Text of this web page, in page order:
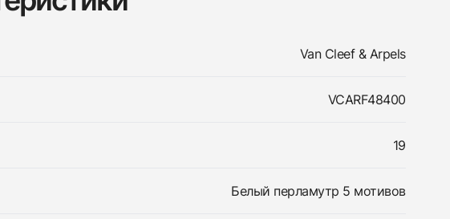
Van Cleef & Arpels
VCARF48400
19
Белый перламутр 5 мотивов
с
с